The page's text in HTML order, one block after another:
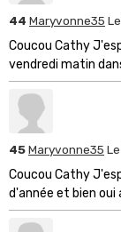
44 Maryvonne35
Coucou Cathy
vendredi matin
45Maryvonne35
Coucou Cathy
d'année et bien oui